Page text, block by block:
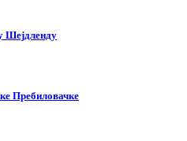
Шејдленду
Пребиловачке